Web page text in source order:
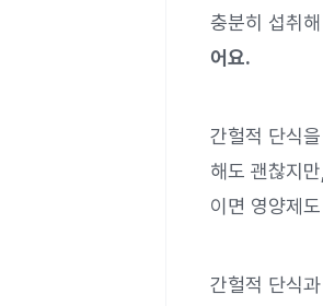
충분히 섭취
어요.
간헐적 단식
해도 괜찮지
이면 영양제
간헐적 단식